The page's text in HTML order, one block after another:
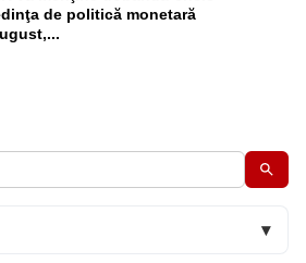
▾
de politică monetară